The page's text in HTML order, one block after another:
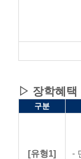
▷ 장학혜택
구분
[유형1]
-